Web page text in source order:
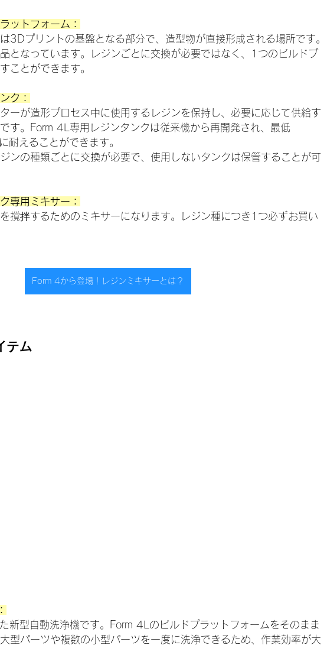
ットフォーム：
3Dプリントの基盤となる部分で、造型物が直接形成される場所です。
となっています。レジンごとに交換が必要ではなく、1つのビルドプ
ことができます。
ク：
ーが造形プロセス中に使用するレジンを保持し、必要に応じて供給す
す。Form 4L専用レジンタンクは従来機から再開発され、最低
えることができます。
ンの種類ごとに交換が必要で、使用しないタンクは保管することが可
専用ミキサー：
撹拌するためのミキサーになります。レジン種につき1つ必ずお買い
Form 4から登場！レジンミキサーとは？
テム
新型自動洗浄機です。Form 4Lのビルドプラットフォームをそのまま
型パーツや複数の小型パーツを一度に洗浄できるため、作業効率が大